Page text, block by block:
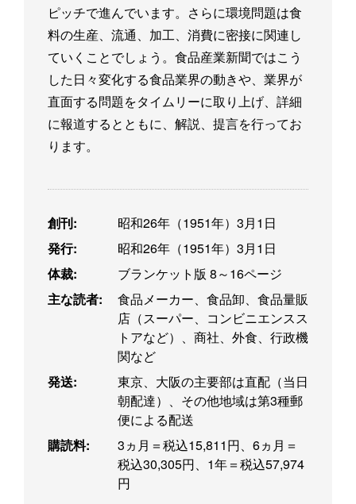
ピッチで進んでいます。さらに環境問題は食
料の生産、流通、加工、消費に密接に関連し
ていくことでしょう。食品産業新聞ではこう
した日々変化する食品業界の動きや、業界が
直面する問題をタイムリーに取り上げ、詳細
に報道するとともに、解説、提言を行ってお
ります。
創刊:
昭和26年（1951年）3月1日
発行:
昭和26年（1951年）3月1日
体裁:
ブランケット版 8～16ページ
主な読者:
食品メーカー、食品卸、食品量販
店（スーパー、コンビニエンスス
トアなど）、商社、外食、行政機
関など
発送:
東京、大阪の主要部は直配（当日
朝配達）、その他地域は第3種郵
便による配送
購読料:
3ヵ月＝税込15,811円、6ヵ月＝
税込30,305円、1年＝税込57,974
円